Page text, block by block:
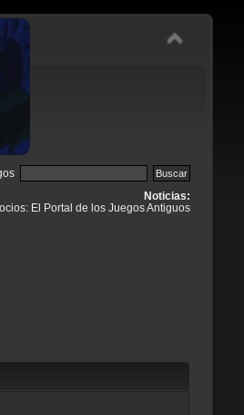
Noticias:
El Portal de los Juegos Antiguos